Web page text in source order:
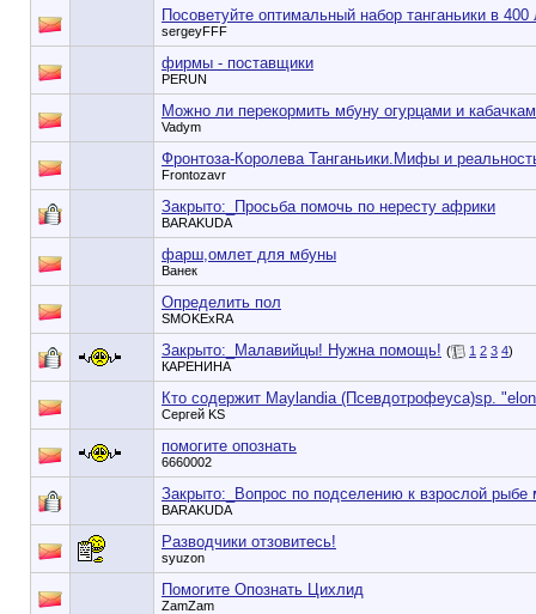
Посоветуйте оптимальный набор танганьики в 400
sergeyFFF
фирмы - поставщики
PERUN
Можно ли перекормить мбуну огурцами и
Vadym
Фронтоза-Королева Танганьики.Мифы и
Frontozavr
Закрыто:_ Просьба помочь по нересту африки
BARAKUDA
фарш,омлет для мбуны
Ванек
Определить пол
SMOKExRA
Закрыто:_ Малавийцы! Нужна помощь! ( 1 2 3 4)
КАРЕНИНА
Кто содержит Maylandia (Псевдотрофеуса)sp.
Сергей KS
помогите опознать
6660002
Закрыто:_ Вопрос по подселению к взрослой рыбе
BARAKUDA
Разводчики отзовитесь!
syuzon
Помогите Опознать Цихлид
ZamZam